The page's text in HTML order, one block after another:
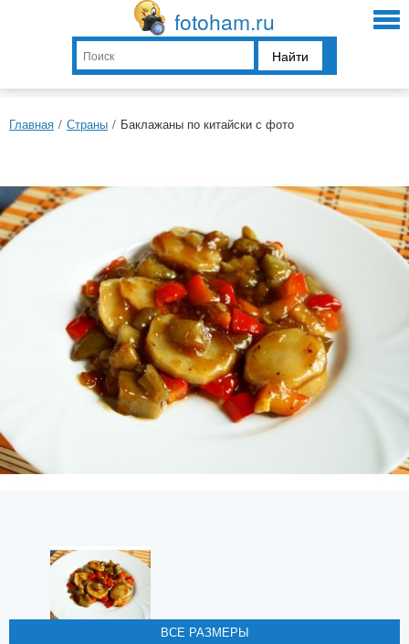
fotoham.ru
Найти
Главная / Страны / Баклажаны по китайски с фото
ВСЕ РАЗМЕРЫ
ВСЕ РАЗМЕРЫ
ВСЕ РАЗМЕРЫ
ВСЕ РАЗМЕРЫ
ВСЕ РАЗМЕРЫ